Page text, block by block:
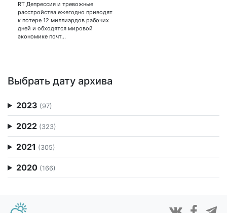
заботу банков о клиентах,
в русалок верю, в домовых
RT Депрессия и тревожные
расстройства ежегодно приводят
к потере 12 миллиардов рабочих
дней и обходятся мировой
экономике почт…
Выбрать дату архива
2023 (97)
2022 (323)
2021 (305)
2020 (166)